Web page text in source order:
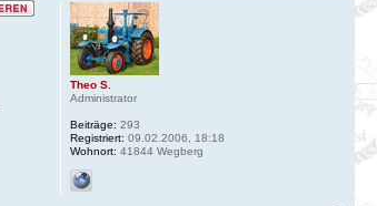
Theo S.
Administrator
Beiträge: 293
Registriert: 09.02.2006, 18:18
Wohnort: 41844 Wegberg